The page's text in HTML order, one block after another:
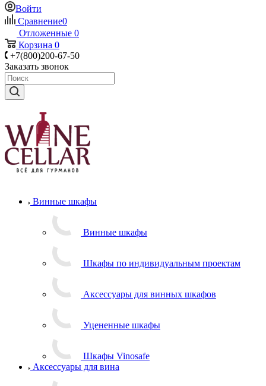
Войти
Сравнение0
Отложенные 0
Корзина 0
+7(800)200-67-50
Заказать звонок
Винные шкафы
Винные шкафы
Шкафы по индивидуальным проектам
Аксессуары для винных шкафов
Уцененные шкафы
Шкафы Vinosafe
Аксессуары для вина